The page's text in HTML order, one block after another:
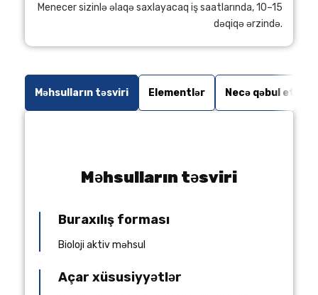
Menecer sizinlə əlaqə saxlayacaq iş saatlarında, 10–15
dəqiqə ərzində.
Məhsulların təsviri Elementlər Necə qəbul etməli
Məhsulların təsviri
Buraxılış forması
Bioloji aktiv məhsul
Açar xüsusiyyətlər